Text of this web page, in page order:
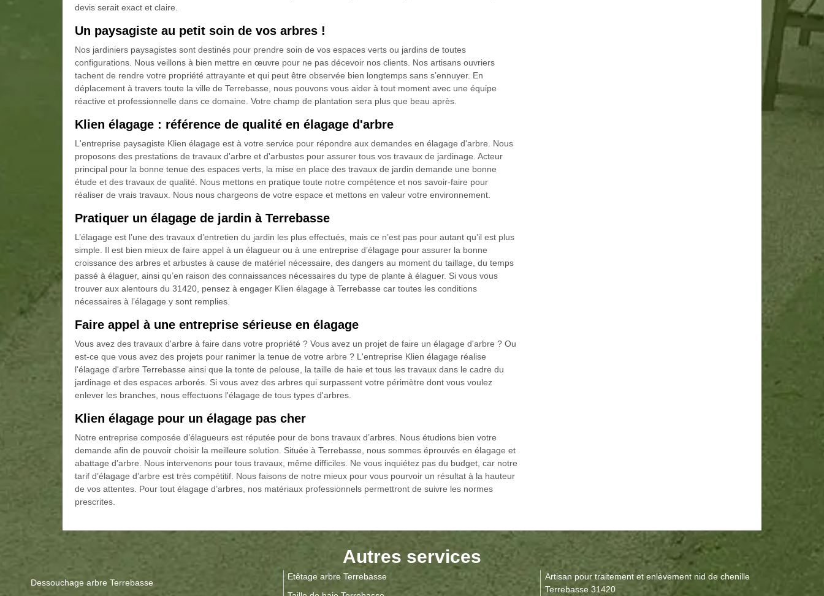
devis serait exact et claire.
Un paysagiste au petit soin de vos arbres !
Nos jardiniers paysagistes sont destinés pour prendre soin de vos espaces verts ou jardins de toutes
configurations. Nous veillons à bien mettre en œuvre pour ne pas décevoir nos clients. Nos artisans ouvriers
tachent de rendre votre propriété attrayante et qui peut être observée bien longtemps sans s’ennuyer. En
déplacement à travers toute la ville de Terrebasse, nous pouvons vous aider à tout moment avec une équipe
réactive et professionnelle dans ce domaine. Votre champ de plantation sera plus que beau après.
Klien élagage : référence de qualité en élagage d'arbre
L'entreprise paysagiste Klien élagage est à votre service pour répondre aux demandes en élagage d'arbre. Nous
proposons des prestations de travaux d'arbre et d'arbustes pour assurer tous vos travaux de jardinage. Acteur
principal pour la bonne tenue des espaces verts, la mise en place des travaux de jardin demande une bonne
étude et des travaux de qualité. Nous mettons en pratique toute notre compétence et nos savoir-faire pour
réaliser de vrais travaux. Nous nous chargeons de votre espace et mettons en valeur votre environnement.
Pratiquer un élagage de jardin à Terrebasse
L’élagage est l’une des travaux d’entretien du jardin les plus effectués, mais ce n’est pas pour autant qu’il est plus
simple. Il est bien mieux de faire appel à un élagueur ou à une entreprise d’élagage pour assurer la bonne
croissance des arbres et arbustes à cause de matériel nécessaire, des dangers au moment du taillage, du temps
passé à élaguer, ainsi qu’en raison des connaissances nécessaires du type de plante à élaguer. Si vous vous
trouver aux alentours du 31420, pensez à engager Klien élagage à Terrebasse car toutes les conditions
nécessaires à l’élagage y sont remplies.
Faire appel à une entreprise sérieuse en élagage
Vous avez des travaux d'arbre à faire dans votre propriété ? Vous avez un projet de faire un élagage d'arbre ? Ou
est-ce que vous avez des projets pour ranimer la tenue de votre arbre ? L'entreprise Klien élagage réalise
l'élagage d'arbre Terrebasse ainsi que la tonte de pelouse, la taille de haie et tous les travaux dans le cadre du
jardinage et des espaces arborés. Si vous avez des arbres qui surpassent votre périmètre dont vous voulez
enlever les branches, nous effectuons l'élagage de tous types d'arbres.
Klien élagage pour un élagage pas cher
Notre entreprise composée d’élagueurs est réputée pour de bons travaux d’arbres. Nous étudions bien votre
demande afin de pouvoir choisir la meilleure solution. Située à Terrebasse, nous sommes éprouvés en élagage et
abattage d’arbre. Nous intervenons pour tous travaux, même difficiles. Ne vous inquiétez pas du budget, car notre
tarif d’élagage d’arbre est très compétitif. Nous faisons de notre mieux pour vous pourvoir un résultat à la hauteur
de vos attentes. Pour tout élagage d’arbres, nos matériaux professionnels permettront de suivre les normes
prescrites.
Autres services
Dessouchage arbre Terrebasse
Etêtage arbre Terrebasse
Artisan pour traitement et enlèvement nid de chenille
Terrebasse 31420